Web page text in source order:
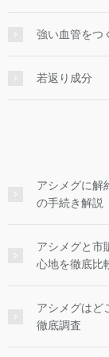
強い血管をつ
若返り成分
アシメグに解
の手続き解説
アシメグと市
心地を徹底比
アシメグはど
徹底調査